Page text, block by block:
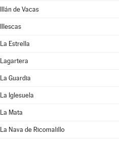
Illán de Vacas
Illescas
La Estrella
Lagartera
La Guardia
La Iglesuela
La Mata
La Nava de Ricomalillo